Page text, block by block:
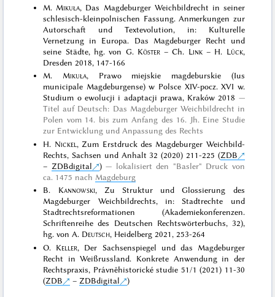
M. Mikuła, Das Magdeburger Weichbildrecht in seiner
schlesisch-kleinpolnischen Fassung. Anmerkungen zur
Autorschaft und Textevolution, in: Kulturelle
Vernetzung in Europa. Das Magdeburger Recht und
seine Städte, hg. von G. Köster– Ch. Link– H. Lück,
Dresden 2018, 147-166
M. Mikuła, Prawo miejskie magdeburskie (Ius
municipale Magdeburgense) w Polsce XIV-pocz. XVI w.
Studium o ewolucji i adaptacji prawa, Kraków 2018
Titel auf Deutsch: Das Magdeburger Weichbildrecht in
Polen vom 14. bis zum Anfang des 16. Jh. Eine Studie
zur Entwicklung und Anpassung des Rechts
H. Nickel , Zum Erstdruck des Magdeburger Weichbild-
Rechts, Sachsen und Anhalt 32 (2020) 211-225 (ZDB
– ZDBdigital )
lokalisiert den "Basler" Druck von
ca. 1475 nach Magdeburg
B. Kannowski, Zu Struktur und Glossierung des
Magdeburger Weichbildrechts, in: Stadtrechte und
Stadtrechtsreformationen (Akademiekonferenzen.
Schriftenreihe des Deutschen Rechtswörterbuchs, 32),
hg. von A. Deutsch, Heidelberg 2021, 253-264
O. Keller, Der Sachsenspiegel und das Magdeburger
Recht in Weißrussland. Konkrete Anwendung in der
Rechtspraxis, Právněhistorické studie 51/1 (2021) 11-30
(ZDB – ZDBdigital )